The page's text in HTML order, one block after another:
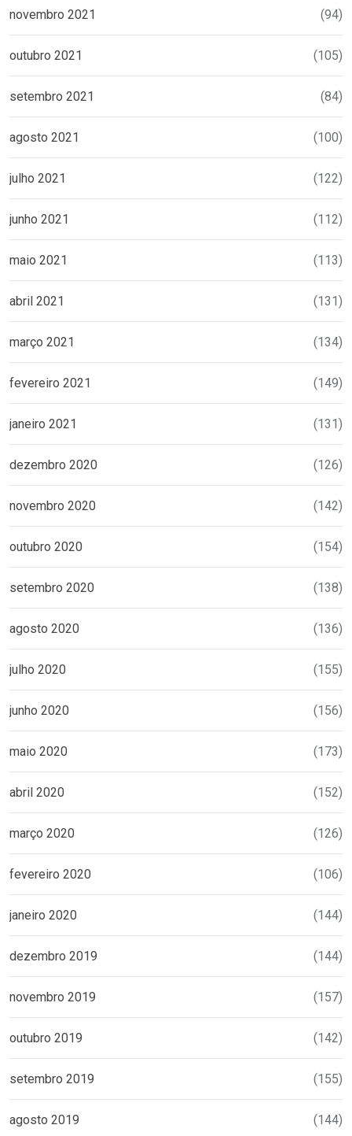
novembro 2021 (94)
outubro 2021 (105)
setembro 2021 (84)
agosto 2021 (100)
julho 2021 (122)
junho 2021 (112)
maio 2021 (113)
abril 2021 (131)
março 2021 (134)
fevereiro 2021 (149)
janeiro 2021 (131)
dezembro 2020 (126)
novembro 2020 (142)
outubro 2020 (154)
setembro 2020 (138)
agosto 2020 (136)
julho 2020 (155)
junho 2020 (156)
maio 2020 (173)
abril 2020 (152)
março 2020 (126)
fevereiro 2020 (106)
janeiro 2020 (144)
dezembro 2019 (144)
novembro 2019 (157)
outubro 2019 (142)
setembro 2019 (155)
agosto 2019 (144)